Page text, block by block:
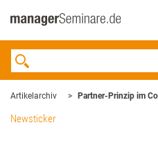
Artikelarchiv Partner-Prinzip im
Newsticker